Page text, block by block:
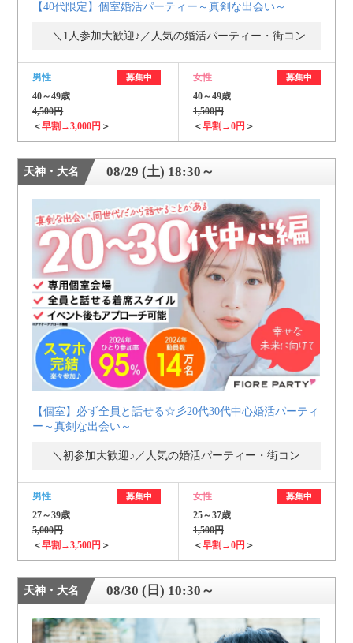
【40代限定】個室婚活パーティー～真剣な出会い～
＼1人参加大歓迎♪／人気の婚活パーティー・街コン
男性 募集中
40～49歳
4,500円
＜早割→3,000円 ＞
女性 募集中
40～49歳
1,500円
＜早割→0円 ＞
天神・大名 08/29 (土) 18:30～
【個室】必ず全員と話せる☆彡20代30代中心婚活パーティ
ー～真剣な出会い～
＼初参加大歓迎♪／人気の婚活パーティー・街コン
男性 募集中
27～39歳
5,000円
＜早割→3,500円 ＞
女性 募集中
25～37歳
1,500円
＜早割→0円 ＞
天神・大名 08/30 (日) 10:30～